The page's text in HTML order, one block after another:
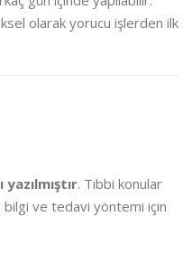
olarak yorucu işlerden ilk
. Tıbbi konular
ve tedavi yöntemi için